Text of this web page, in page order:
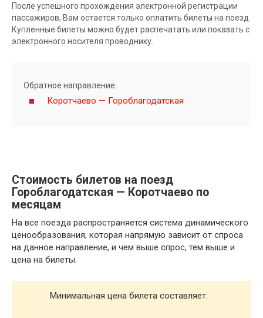
После успешного прохождения электронной регистрации
пассажиров, Вам остается только оплатить билеты на поезд.
Купленные билеты можно будет распечатать или показать с
электронного носителя проводнику.
Обратное направление:
Коротчаево — Гороблагодатская
Стоимость билетов на поезд
Гороблагодатская — Коротчаево по
месяцам
На все поезда распространяется система динамического
ценообразования, которая напрямую зависит от спроса
на данное направление, и чем выше спрос, тем выше и
цена на билеты.
Минимальная цена билета составляет: